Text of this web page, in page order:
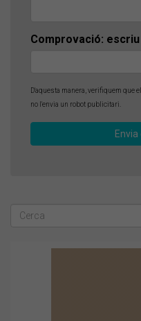
Comprovació:
D'aquesta manera, verifiquem que
no l'envia un robot publicitari.